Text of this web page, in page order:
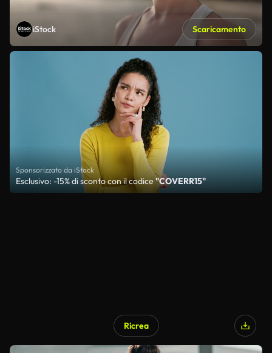
iStock Scaricamento
Sponsorizzato da iStock
Esclusivo: -15% di sconto con il codice"COVERR15"
Ricrea